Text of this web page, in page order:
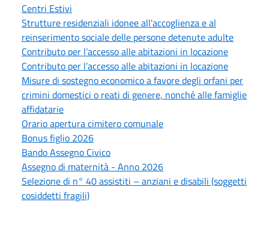
Centri Estivi
Strutture residenziali idonee all'accoglienza e al
reinserimento sociale delle persone detenute adulte
Contributo per l’accesso alle abitazioni in locazione
Contributo per l’accesso alle abitazioni in locazione
Misure di sostegno economico a favore degli orfani per
crimini domestici o reati di genere, nonché alle famiglie
affidatarie
Orario apertura cimitero comunale
Bonus figlio 2026
Bando Assegno Civico
Assegno di maternità - Anno 2026
Selezione di n° 40 assistiti – anziani e disabili (soggetti
cosiddetti fragili)